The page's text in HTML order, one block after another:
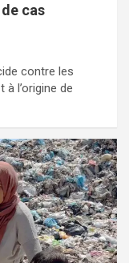
cas
contre les
l’origine de